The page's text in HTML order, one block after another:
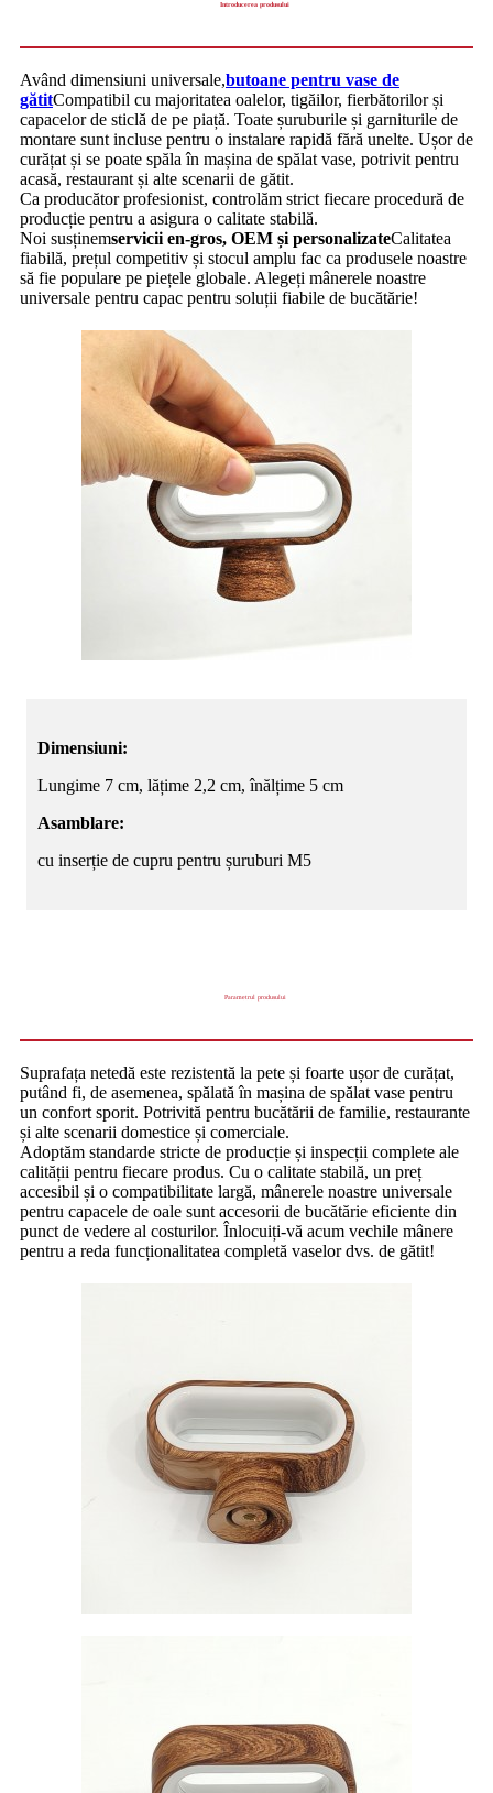
Introducerea produsului
Având dimensiuni universale,butoane pentru vase de
gătitCompatibil cu majoritatea oalelor, tigăilor, fierbătorilor și
capacelor de sticlă de pe piață. Toate șuruburile și garniturile de
montare sunt incluse pentru o instalare rapidă fără unelte. Ușor de
curățat și se poate spăla în mașina de spălat vase, potrivit pentru
acasă, restaurant și alte scenarii de gătit.
Ca producător profesionist, controlăm strict fiecare procedură de
producție pentru a asigura o calitate stabilă.
Noi susținemservicii en-gros, OEM și personalizateCalitatea
fiabilă, prețul competitiv și stocul amplu fac ca produsele noastre
să fie populare pe piețele globale. Alegeți mânerele noastre
universale pentru capac pentru soluții fiabile de bucătărie!
Dimensiuni:
Lungime 7 cm, lățime 2,2 cm, înălțime 5 cm
Asamblare:
cu inserție de cupru pentru șuruburi M5
Parametrul produsului
Suprafața netedă este rezistentă la pete și foarte ușor de curățat,
putând fi, de asemenea, spălată în mașina de spălat vase pentru
un confort sporit. Potrivită pentru bucătării de familie, restaurante
și alte scenarii domestice și comerciale.
Adoptăm standarde stricte de producție și inspecții complete ale
calității pentru fiecare produs. Cu o calitate stabilă, un preț
accesibil și o compatibilitate largă, mânerele noastre universale
pentru capacele de oale sunt accesorii de bucătărie eficiente din
punct de vedere al costurilor. Înlocuiți-vă acum vechile mânere
pentru a reda funcționalitatea completă vaselor dvs. de gătit!